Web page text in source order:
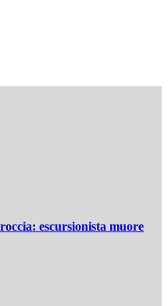
escursionista muore